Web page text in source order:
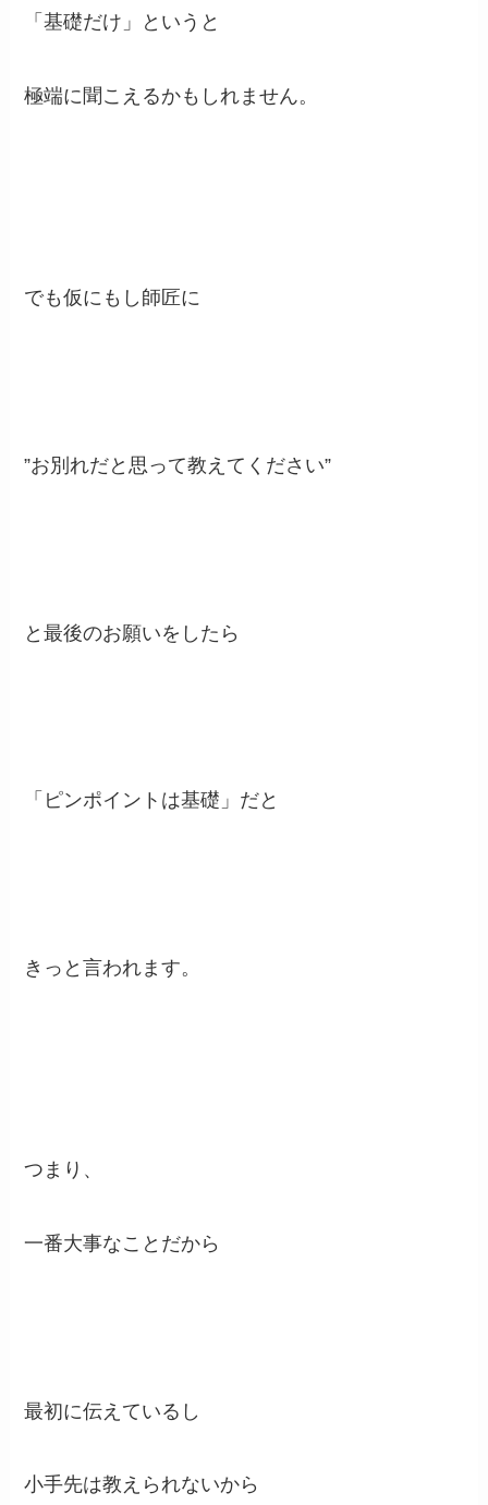
「基礎だけ」というと
極端に聞こえるかもしれません。
でも仮にもし師匠に
”お別れだと思って教えてください”
と最後のお願いをしたら
「ピンポイントは基礎」だと
きっと言われます。
つまり、
一番大事なことだから
最初に伝えているし
小手先は教えられないから